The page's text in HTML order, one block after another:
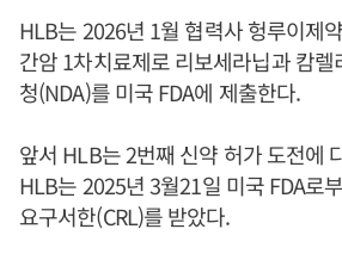
HLB는 2026년 1월 협력사 헝루이제
간암 1차치료제로 리보세라닙과 캄
청(NDA)를 미국 FDA에 제출한다.
앞서 HLB는 2번째 신약 허가 도전에
HLB는 2025년 3월21일 미국 FDA로
요구서한(CRL)를 받았다.